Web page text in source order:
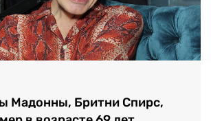
Мадонны, Бритни Спирс,